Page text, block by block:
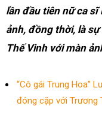
lần đầu tiên nữ ca
ảnh, đồng thời, là
Thế Vinh với màn
“Cô gái Trung Hoa”
đóng cặp với Trương